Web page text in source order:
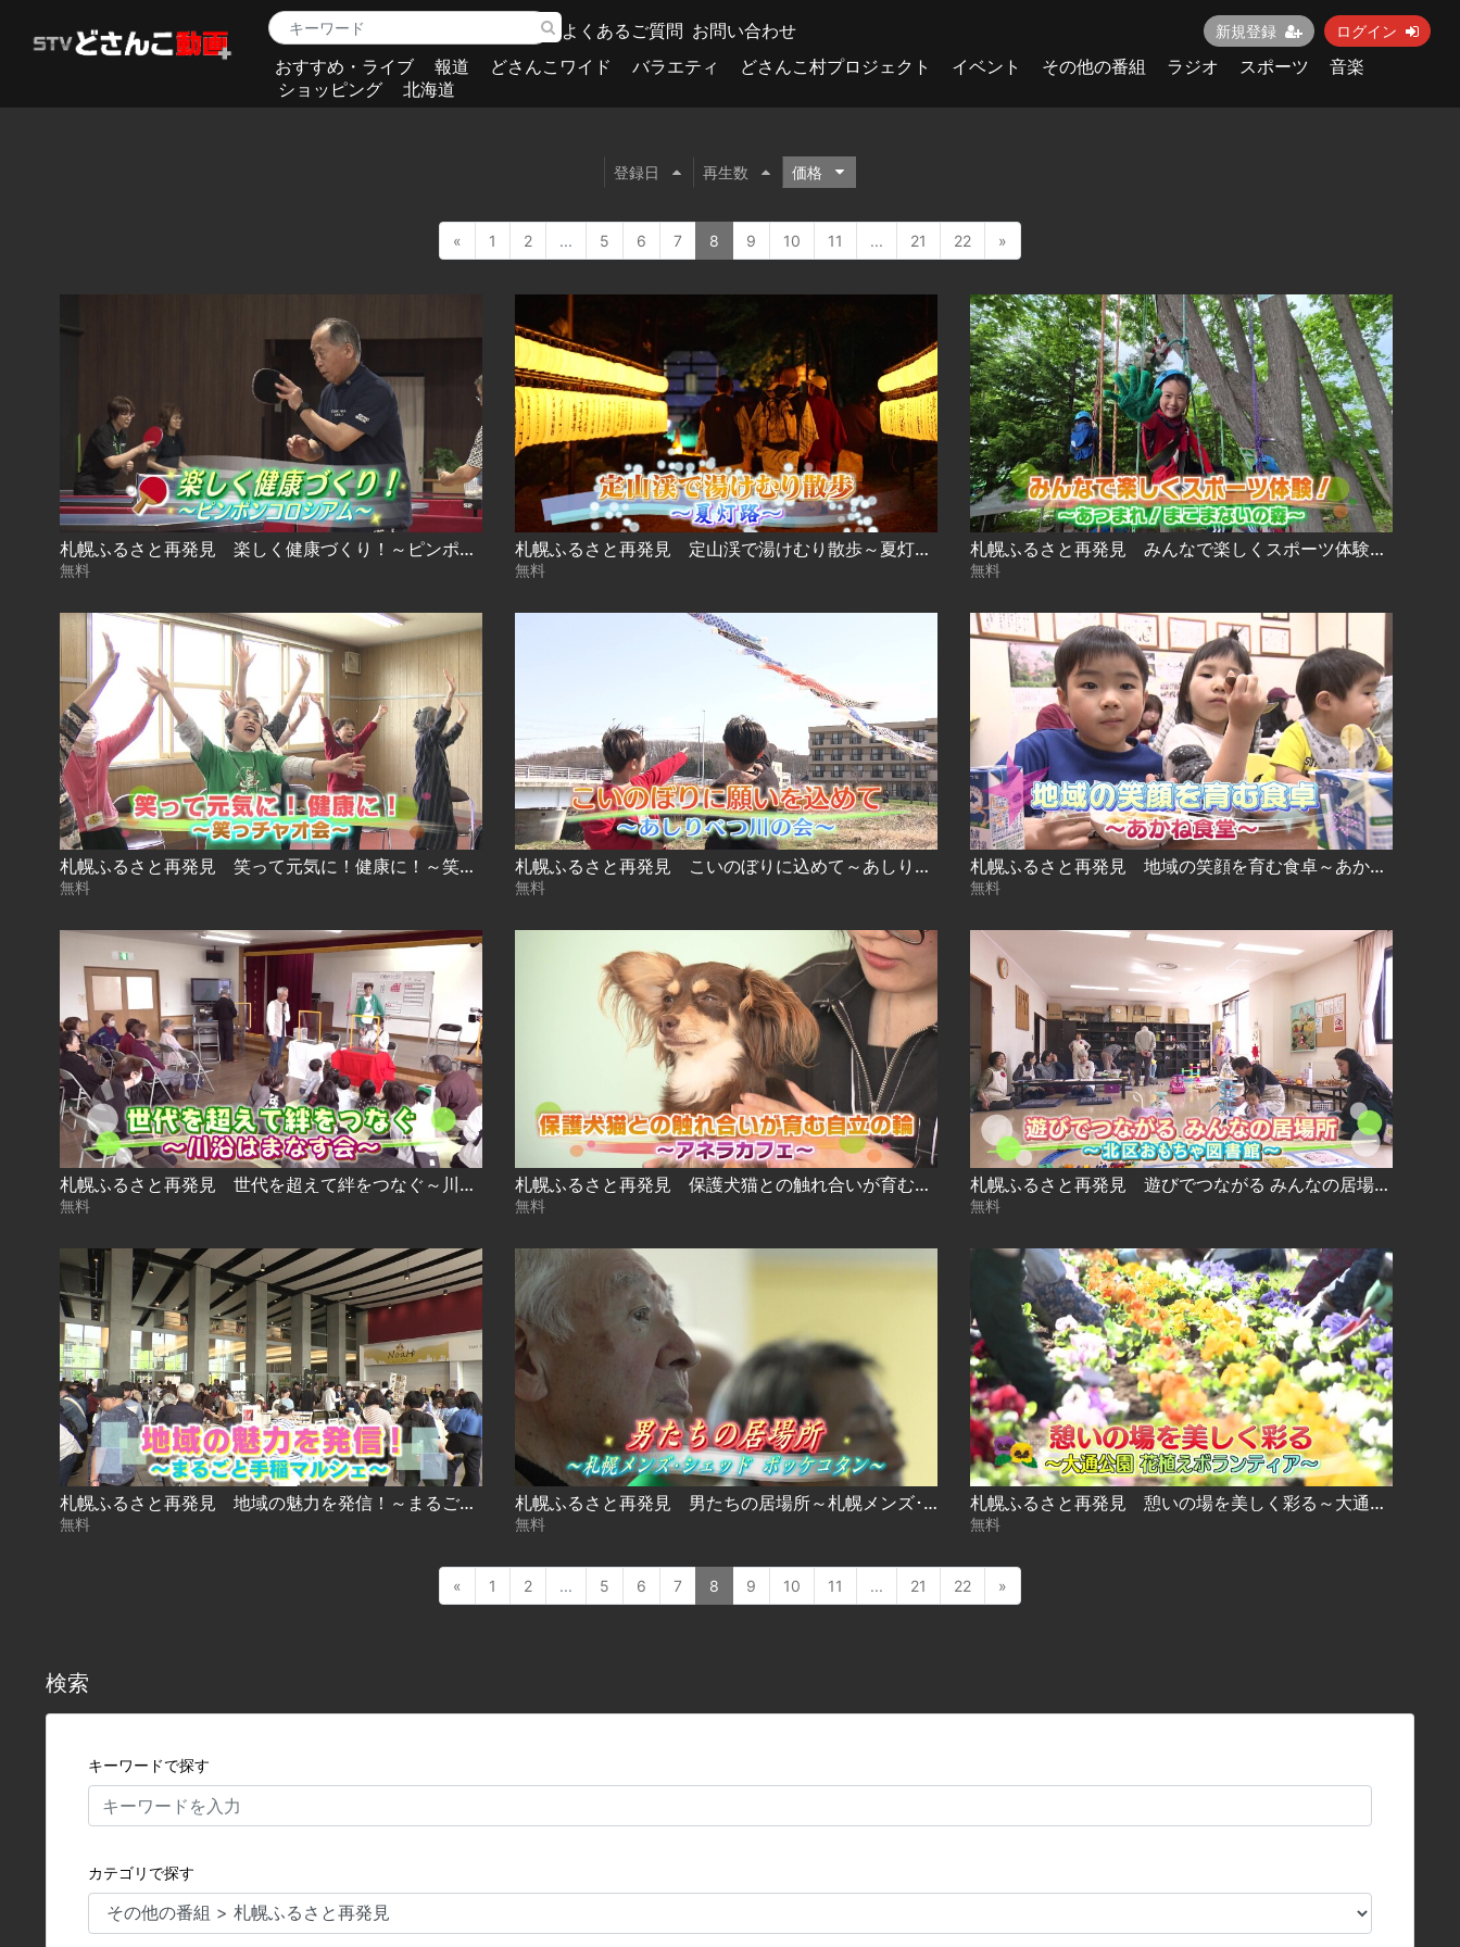
よくあるご質問 お問い合わせ 新規登録 ログイン
おすすめ・ライブ 報道 どさんこワイド バラエティ どさんこ村プロジェクト イベント その他の番組 ラジオ スポーツ
音楽
ショッピング
北海道
登録日 再生数 価格
« 1 2 ... 5 6 7 8 9 10 11 ... 21 22 »
札幌ふるさと再発見 楽しく健康づくり！～ピンポンコロシアム～2026年7月11日放送
無料
札幌ふるさと再発見 定山渓で湯けむり散歩～夏灯路～2026年7月4日放送
無料
札幌ふるさと再発見 みんなで楽しくスポーツ体験！～あつまれ！まこまないの森～2026年6月20日放送
無料
札幌ふるさと再発見 笑って元気に！健康に！～笑っチャオ会～2026年6月13日放送
無料
札幌ふるさと再発見 こいのぼりに込めて～あしりべつ川の会～
無料
札幌ふるさと再発見 地域の笑顔を育む食卓～あかね食堂～
無料
札幌ふるさと再発見 世代を超えて絆をつなぐ～川沿はまなす会～
無料
札幌ふるさと再発見 保護犬猫との触れ合いが育む自立の輪～アネラカフェ～
無料
札幌ふるさと再発見 遊びでつながる みんなの居場所～北区おもちゃ図書館～
無料
札幌ふるさと再発見 地域の魅力を発信！～まるごと手稲マルシェ～
無料
札幌ふるさと再発見 男たちの居場所～札幌メンズ･シェッド ポッケコタン～
無料
札幌ふるさと再発見 憩いの場を美しく彩る～大通公園 花植えボランティア～
無料
« 1 2 ... 5 6 7 8 9 10 11 ... 21 22 »
検索
キーワードで探す
カテゴリで探す